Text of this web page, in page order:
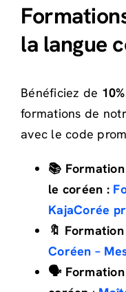
la langue
Bénéficiez de
formations de
avec le code
📚
le coréen :
KajaCorée
🔖
Coréen –
🗣️ Formation